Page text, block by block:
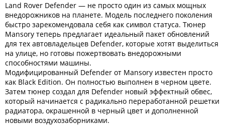
Land Rover Defender — не просто один из самых мощных
внедорожников на планете. Модель последнего поколения
быстро зарекомендовала себя как символ статуса. Тюнер
Mansory теперь предлагает идеальный пакет обновлений
для тех автовладельцев Defender, которые хотят выделиться
на улице, но готовы пожертвовать внедорожными
способностями машины.
Модифицированный Defender от Mansory известен просто
как Black Edition. Он полностью выполнен в черном цвете.
Затем тюнер создал для Defender новый эффектный обвес,
который начинается с радикально переработанной решетки
радиатора, окрашенной в черный цвет и дополненной
новыми воздухозаборниками.